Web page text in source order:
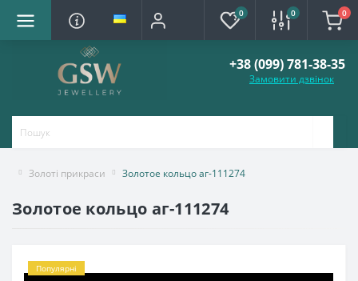
0 0 0
+38 (099) 781-38-35
Замовити дзвінок
Золоті прикраси Золотое кольцо аг-111274
Золотое кольцо аг-111274
Популярні